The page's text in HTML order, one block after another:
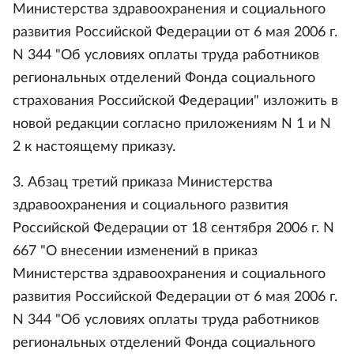
Министерства здравоохранения и социального
развития Российской Федерации от 6 мая 2006 г.
N 344 "Об условиях оплаты труда работников
региональных отделений Фонда социального
страхования Российской Федерации" изложить в
новой редакции согласно приложениям N 1 и N
2 к настоящему приказу.
3. Абзац третий приказа Министерства
здравоохранения и социального развития
Российской Федерации от 18 сентября 2006 г. N
667 "О внесении изменений в приказ
Министерства здравоохранения и социального
развития Российской Федерации от 6 мая 2006 г.
N 344 "Об условиях оплаты труда работников
региональных отделений Фонда социального